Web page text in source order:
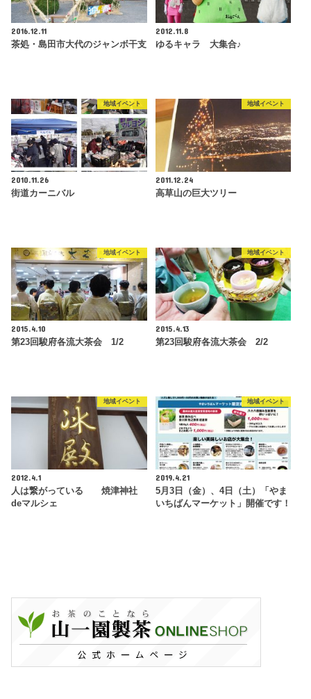
2016.12.11
茶処・島田市大代のジャンボ干支
2012.11.8
ゆるキャラ 大集合♪
地域イベント
2010.11.26
街道カーニバル
地域イベント
2011.12.24
高草山の巨大ツリー
地域イベント
2015.4.10
第23回駿府各流大茶会 1/2
地域イベント
2015.4.13
第23回駿府各流大茶会 2/2
地域イベント
2012.4.1
人は繋がっている 焼津神社
deマルシェ
地域イベント
2019.4.21
5月3日（金）、4日（土）「やま
いちばんマーケット」開催です！